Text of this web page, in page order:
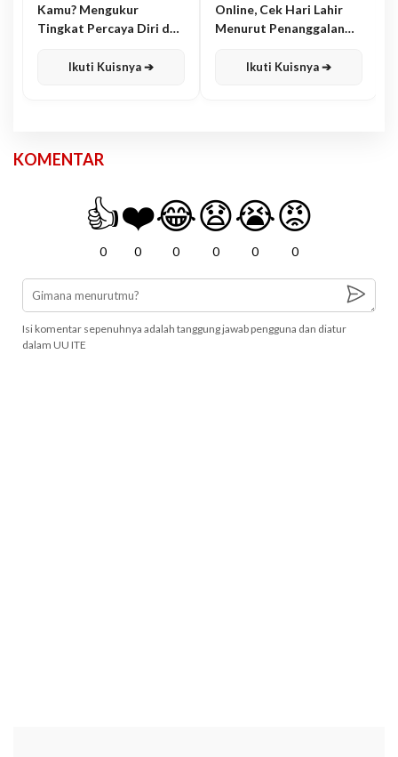
Kamu? Mengukur
Tingkat Percaya Diri dan
Ikuti Kuisnya ➔
Online, Cek Hari Lahir
Menurut Penanggalan
Ikuti Kuisnya ➔
KOMENTAR
👍
0
❤️
0
😂
0
😧
0
😭
0
😡
0
Isi komentar sepenuhnya adalah tanggung jawab pengguna dan diatur
dalam UU ITE